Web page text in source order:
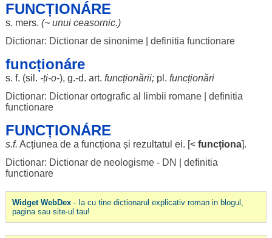
FUNCȚIONÁRE
s. mers. (~ unui ceasornic.)
Dictionar: Dictionar de sinonime| definitia functionare
funcționáre
s. f. (sil . -ți-o-), g.-d. art. funcționării;pl. funcționări
Dictionar: Dictionar ortografic al limbii romane| definitia
functionare
FUNCȚIONÁRE
s.f. Acțiunea de a funcționa și rezultatul ei. [< funcționa].
Dictionar: Dictionar de neologisme - DN
definitia
functionare
Widget WebDex- Ia cu tine dictionarul explicativ roman in blogul,
pagina sau site-ul tau!